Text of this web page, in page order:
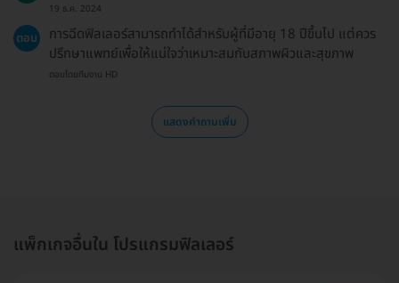
19 ธ.ค. 2024
ตอบ
การฉีดฟิลเลอร์สามารถทำได้สำหรับผู้ที่มีอายุ 18 ปีขึ้นไป แต่ควร
ปรึกษาแพทย์เพื่อให้แน่ใจว่าเหมาะสมกับสภาพผิวและสุขภาพ
ตอบโดยทีมงาน HD
แสดงคำถามเพิ่ม
แพ็กเกจอื่นใน โปรแกรมฟิลเลอร์